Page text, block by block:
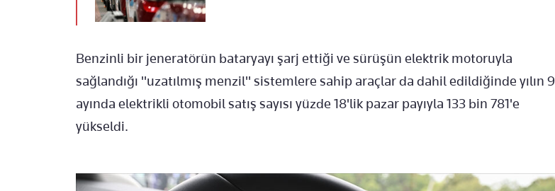
Benzinli bir jeneratörün bataryayı şarj ettiği ve sürüşün elektrik motoruyla
sağlandığı "uzatılmış menzil" sistemlere sahip araçlar da dahil edildiğinde yılın 9
ayında elektrikli otomobil satış sayısı yüzde 18'lik pazar payıyla 133 bin 781'e
yükseldi.